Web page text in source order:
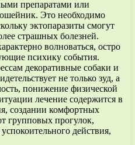
препаратами или
Это необходимо
эктопаразиты смогут
страшных болезней.
волноваться, остро
психику события.
декоративные собаки и
не только зуд, а
понижение физической
лечение содержится в
создании комфортных
групповых прогулок,
действия,